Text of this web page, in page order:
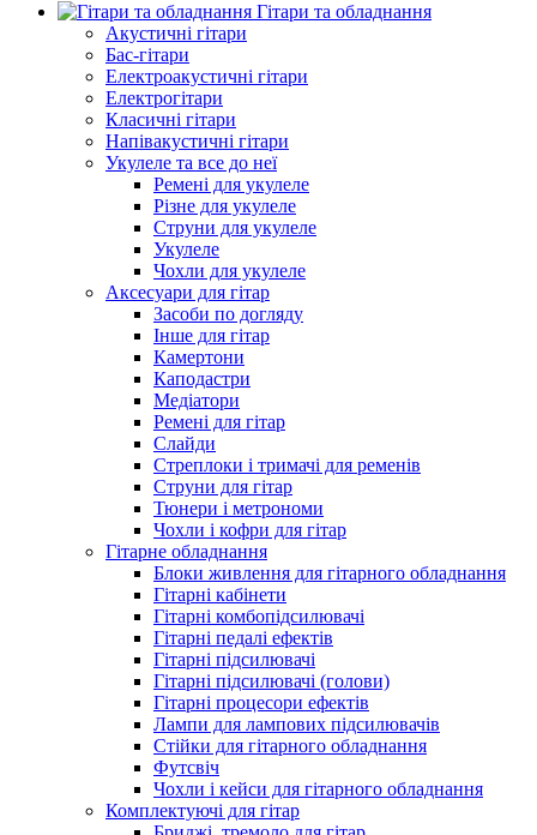
Гітари та обладнання
Акустичні гітари
Бас-гітари
Електроакустичні гітари
Електрогітари
Класичні гітари
Напівакустичні гітари
Укулеле та все до неї
Ремені для укулеле
Різне для укулеле
Струни для укулеле
Укулеле
Чохли для укулеле
Аксесуари для гітар
Засоби по догляду
Інше для гітар
Камертони
Каподастри
Медіатори
Ремені для гітар
Слайди
Стреплоки і тримачі для ременів
Струни для гітар
Тюнери і метрономи
Чохли і кофри для гітар
Гітарне обладнання
Блоки живлення для гітарного обладнання
Гітарні кабінети
Гітарні комбопідсилювачі
Гітарні педалі ефектів
Гітарні підсилювачі
Гітарні підсилювачі (голови)
Гітарні процесори ефектів
Лампи для лампових підсилювачів
Стійки для гітарного обладнання
Футсвіч
Чохли і кейси для гітарного обладнання
Комплектуючі для гітар